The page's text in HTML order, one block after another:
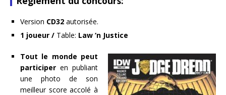
Version CD32 autorisée.
1 joueur / Table: Law ‘n Justice
Tout le monde peut
participer en publiant
une photo de son
meilleur score accolé à